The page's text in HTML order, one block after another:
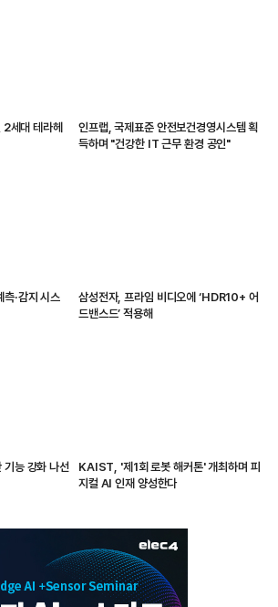
세대 테라헤
인프랩, 국제표준 안전보건경영시스템 획
득하며 "건강한 IT 근무 환경 공인"
·감지 시스
삼성전자, 프라임 비디오에 ‘HDR10+ 어
드밴스드’ 적용해
기능 강화 나선
KAIST, '제1회 로봇 해커톤' 개최하며 피
지컬 AI 인재 양성한다